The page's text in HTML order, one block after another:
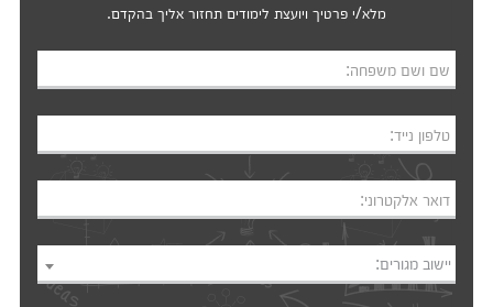
מלא/י פרטיך ויועצת לימודים תחזור אליך בהקדם.
שם ושם משפחה:
טלפון נייד:
דואר אלקטרוני:
יישוב מגורים: